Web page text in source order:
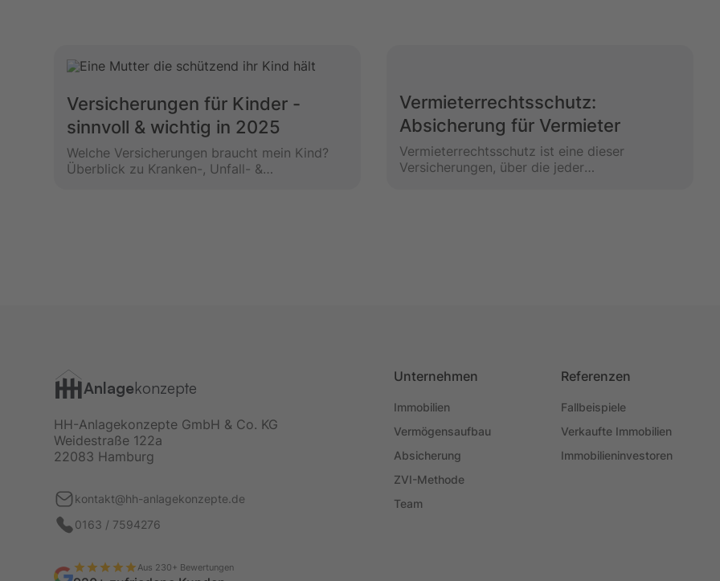
Versicherungen für Kinder -
sinnvoll & wichtig in 2025
Welche Versicherungen braucht mein Kind?
Überblick zu Kranken-, Unfall- &
Vermieterrechtsschutz:
Absicherung für Vermieter
Vermieterrechtsschutz ist eine dieser
Versicherungen, über die jeder
Anlagekonzepte
HH-Anlagekonzepte GmbH & Co. KG
Weidestraße 122a
22083 Hamburg
kontakt@hh-anlagekonzepte.de
0163 / 7594276
Aus 230+ Bewertungen
Unternehmen
Immobilien
Vermögensaufbau
Absicherung
ZVI-Methode
Team
Referenzen
Fallbeispiele
Verkaufte Immobilien
Immobilieninvestoren